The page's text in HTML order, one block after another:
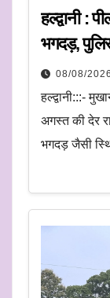
हल्द्वानी :
भगदड़,
08/08/2026
हल्द्वानी:::-
अगस्त की देर
भगदड़ जैसी